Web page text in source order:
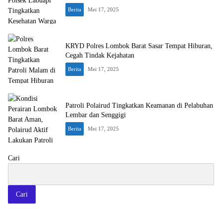
Berita Mei 17, 2025
KRYD Polres Lombok Barat Sasar Tempat Hiburan,
Cegah Tindak Kejahatan
Berita Mei 17, 2025
Patroli Polairud Tingkatkan Keamanan di Pelabuhan
Lembar dan Senggigi
Berita Mei 17, 2025
Cari
Cari